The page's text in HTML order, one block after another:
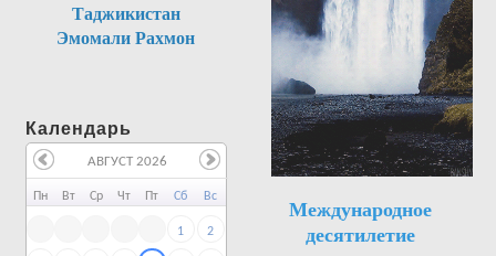
Таджикистан
Эмомали Рахмон
Календарь
Пн Вт Ср Чт Пт Сб Вс
1 2
АВГУСТ 2026
Международное
десятилетие